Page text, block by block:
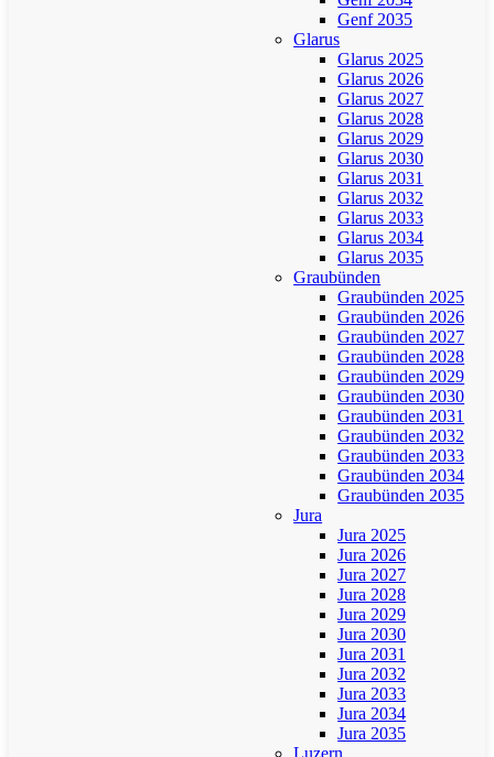
Genf 2035
Glarus
Glarus 2025
Glarus 2026
Glarus 2027
Glarus 2028
Glarus 2029
Glarus 2030
Glarus 2031
Glarus 2032
Glarus 2033
Glarus 2034
Glarus 2035
Graubünden
Graubünden 2025
Graubünden 2026
Graubünden 2027
Graubünden 2028
Graubünden 2029
Graubünden 2030
Graubünden 2031
Graubünden 2032
Graubünden 2033
Graubünden 2034
Graubünden 2035
Jura
Jura 2025
Jura 2026
Jura 2027
Jura 2028
Jura 2029
Jura 2030
Jura 2031
Jura 2032
Jura 2033
Jura 2034
Jura 2035
Luzern